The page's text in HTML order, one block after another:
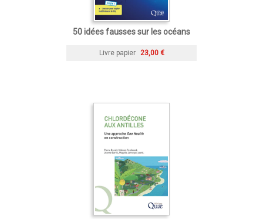
50 idées fausses sur les océans
Livre papier 23,00 €